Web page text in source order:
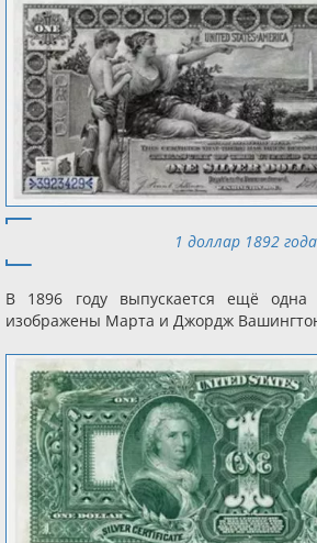
1 доллар 1892 года
В 1896 году выпускается ещё
изображены Марта и Джордж